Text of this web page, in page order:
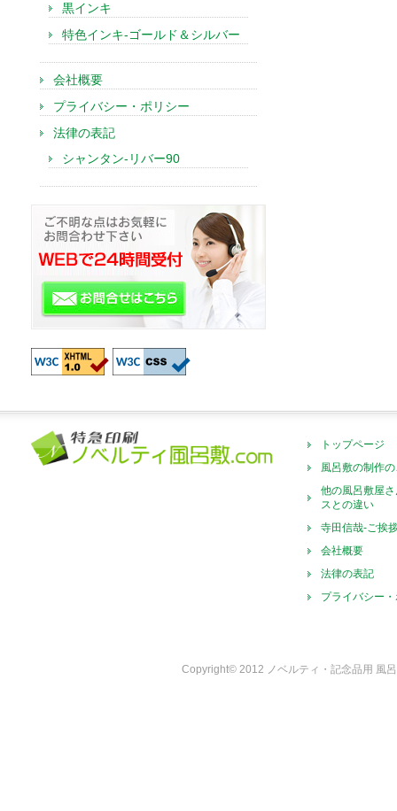
黒インキ
特色インキ-ゴールド＆シルバー
会社概要
プライバシー・ポリシー
法律の表記
シャンタン-リバー90
トップページ
風呂敷の制作
他の風呂敷屋
スとの違い
寺田信哉-ご挨
会社概要
法律の表記
プライバシー
Copyright© 2012 ノベルティ・記念品用 風